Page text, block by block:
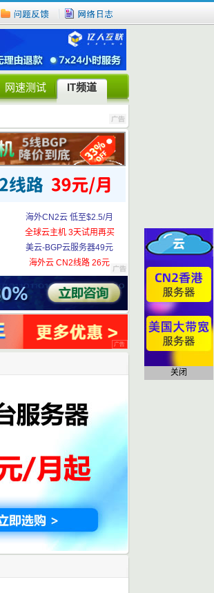
网速测试 IT频道
海外CN2云 低至$2.5/月
全球云主机 3天试用再买
美云-BGP云服务器49元
海外云 CN2线路 26元
关闭